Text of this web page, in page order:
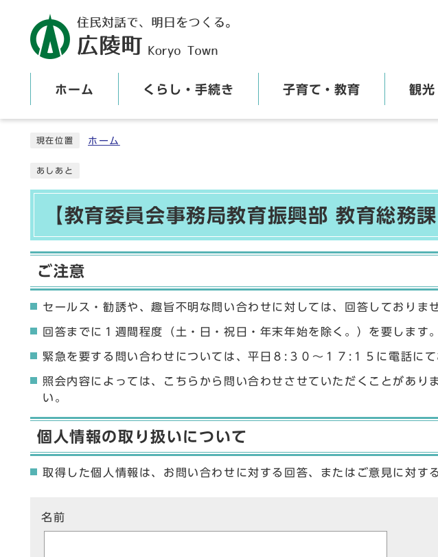
ホーム くらし・手続き 子育て・教育 観光
現在位置 ホーム
あしあと
【教育委員会事務局教育振興部 教育総務
ご注意
セールス・勧誘や、趣旨不明な問い合わせに対しては、回答しておりま
回答までに１週間程度（土・日・祝日・年末年始を除く。）を要します。
緊急を要する問い合わせについては、平日８:３０〜１７:１５に電話にて
照会内容によっては、こちらから問い合わせさせていただくことがあ
い。
個人情報の取り扱いについて
取得した個人情報は、お問い合わせに対する回答、またはご意見に対
名前